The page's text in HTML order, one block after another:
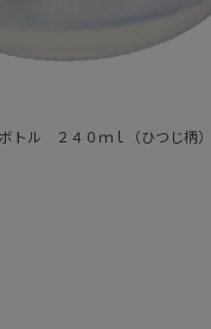
トル ２４０ｍｌ（ひつじ柄）